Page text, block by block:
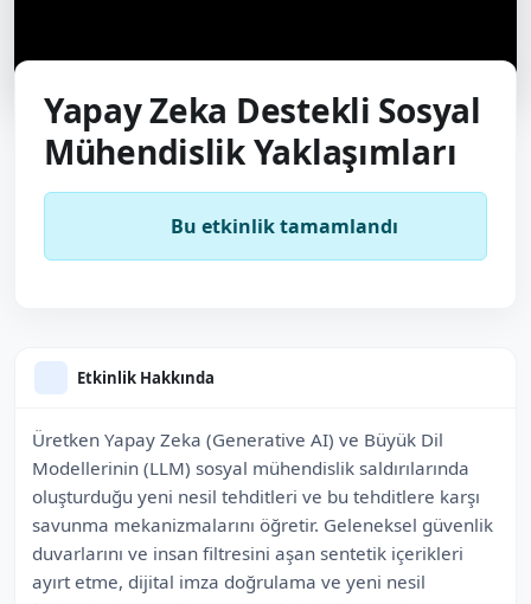
Yapay Zeka Destekli Sosyal
Mühendislik Yaklaşımları
Bu etkinlik tamamlandı
Etkinlik Hakkında
Üretken Yapay Zeka (Generative AI) ve Büyük Dil
Modellerinin (LLM) sosyal mühendislik saldırılarında
oluşturduğu yeni nesil tehditleri ve bu tehditlere karşı
savunma mekanizmalarını öğretir. Geleneksel güvenlik
duvarlarını ve insan filtresini aşan sentetik içerikleri
ayırt etme, dijital imza doğrulama ve yeni nesil